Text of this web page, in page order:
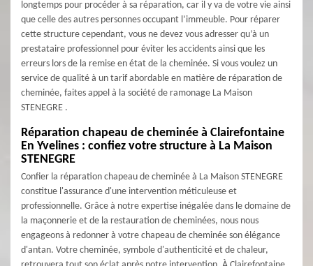
longtemps pour procéder à sa réparation, car il y va de votre vie ainsi
que celle des autres personnes occupant l’immeuble. Pour réparer
cette structure cependant, vous ne devez vous adresser qu’à un
prestataire professionnel pour éviter les accidents ainsi que les
erreurs lors de la remise en état de la cheminée. Si vous voulez un
service de qualité à un tarif abordable en matière de réparation de
cheminée, faites appel à la société de ramonage La Maison
STENEGRE .
Réparation chapeau de cheminée à Clairefontaine
En Yvelines : confiez votre structure à La Maison
STENEGRE
Confier la réparation chapeau de cheminée à La Maison STENEGRE
constitue l'assurance d'une intervention méticuleuse et
professionnelle. Grâce à notre expertise inégalée dans le domaine de
la maçonnerie et de la restauration de cheminées, nous nous
engageons à redonner à votre chapeau de cheminée son élégance
d'antan. Votre cheminée, symbole d'authenticité et de chaleur,